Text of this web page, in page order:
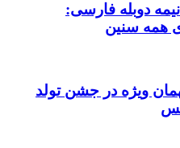
دوبله فارسی:
همه سنین
ویژه در جشن تولد